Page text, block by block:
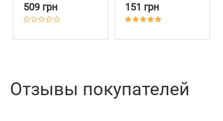
509 грн
Пряжкой Оранжевый
151 грн
Отзывы покупателей